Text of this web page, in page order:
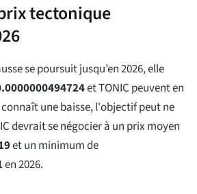
tectonique
se poursuit jusqu’en 2026, elle
et TONIC peuvent en
une baisse, l'objectif peut ne
devrait se négocier à un prix moyen
et un minimum de
en 2026.